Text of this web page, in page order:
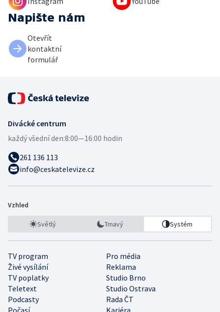
Napište nám
Otevřít
kontaktní
formulář
Divácké centrum
každý všední den:8:00—16:00 hodin
261 136 113
info@ceskatelevize.cz
Vzhled
Světlý Tmavý Systém
TV program
Pro média
Živé vysílání
Reklama
TV poplatky
Studio Brno
Teletext
Studio Ostrava
Podcasty
Rada ČT